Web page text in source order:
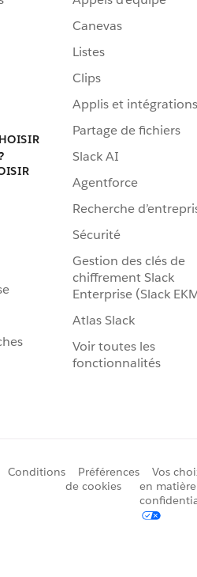
Canevas
Listes
Clips
Applis et intégrations
Partage de fichiers
Slack AI
Agentforce
Recherche
Sécurité
Gestion des clés de
chiffrement Slack
Enterprise (Slack
Atlas Slack
Voir toutes les
fonctionnalités
Conditions
Préférences
de cookies
Vos
en